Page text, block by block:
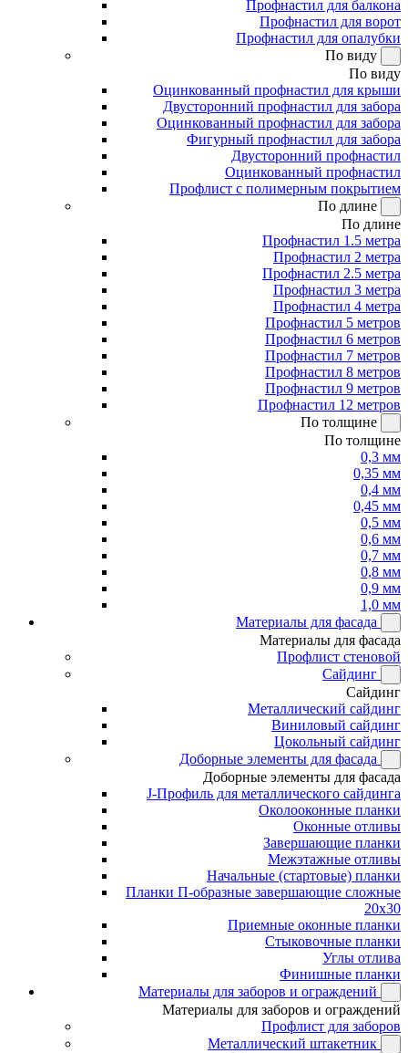
Профнастил для балкона
Профнастил для ворот
Профнастил для опалубки
По виду
По виду
Оцинкованный профнастил для крыши
Двусторонний профнастил для забора
Оцинкованный профнастил для забора
Фигурный профнастил для забора
Двусторонний профнастил
Оцинкованный профнастил
Профлист с полимерным покрытием
По длине
По длине
Профнастил 1.5 метра
Профнастил 2 метра
Профнастил 2.5 метра
Профнастил 3 метра
Профнастил 4 метра
Профнастил 5 метров
Профнастил 6 метров
Профнастил 7 метров
Профнастил 8 метров
Профнастил 9 метров
Профнастил 12 метров
По толщине
По толщине
0,3 мм
0,35 мм
0,4 мм
0,45 мм
0,5 мм
0,6 мм
0,7 мм
0,8 мм
0,9 мм
1,0 мм
Материалы для фасада
Материалы для фасада
Профлист стеновой
Сайдинг
Сайдинг
Металлический сайдинг
Виниловый сайдинг
Цокольный сайдинг
Доборные элементы для фасада
Доборные элементы для фасада
J-Профиль для металлического сайдинга
Околооконные планки
Оконные отливы
Завершающие планки
Межэтажные отливы
Начальные (стартовые) планки
Планки П-образные завершающие сложные
20x30
Приемные оконные планки
Стыковочные планки
Углы отлива
Финишные планки
Материалы для заборов и ограждений
Материалы для заборов и ограждений
Профлист для заборов
Металлический штакетник